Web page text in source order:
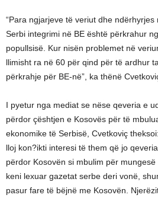
“Para ngjarjeve të veriut dhe
Serbi integrimi në BE është përkrahur
popullsisë. Kur nisën problemet në
llimisht ra në 60 për qind për të ardhur
përkrahje për BE-në”, ka thënë
I pyetur nga mediat se nëse qeveria e
përdor çështjen e Kosovës për të
ekonomike të Serbisë, Cvetkoviç
lloj kon?ikti interesi të them që jo
përdor Kosovën si mbulim për
keni lexuar gazetat serbe deri vonë,
pasur fare të bëjnë me Kosovën.